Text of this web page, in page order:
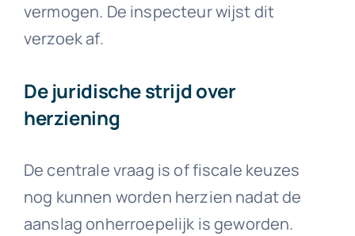
vermogen. De inspecteur wijst dit
verzoek af.
De juridische strijd over
herziening
De centrale vraag is of fiscale keuzes
nog kunnen worden herzien nadat de
aanslag onherroepelijk is geworden.